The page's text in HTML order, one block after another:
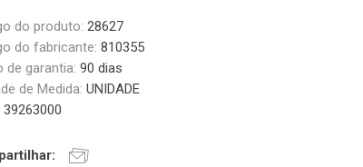
do produto: 28627
do fabricante: 810355
de garantia:90 dias
de Medida:UNIDADE
39263000